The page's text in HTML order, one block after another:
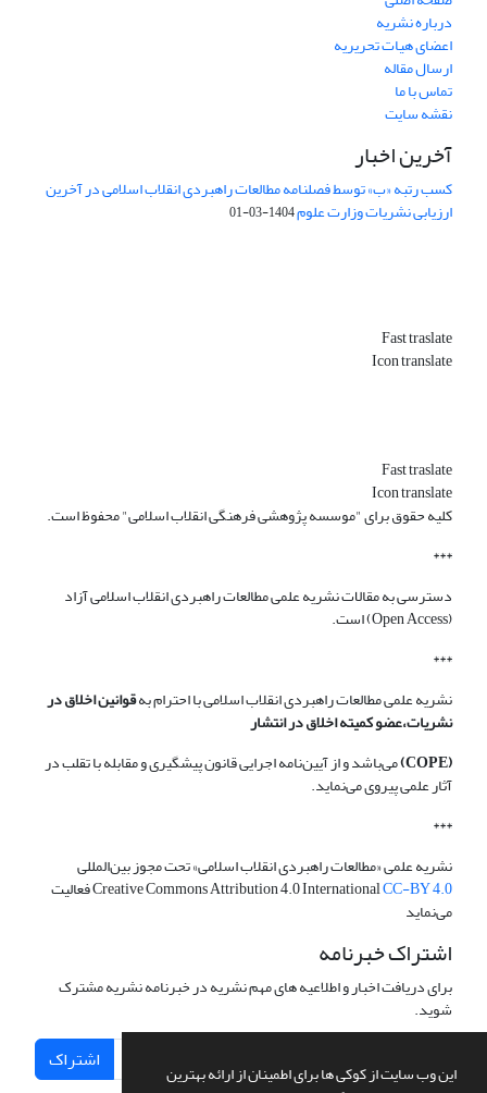
این وب سایت از کوکی ها برای اطمینان از ارائه بهترین
درباره نشریه
اعضای هیات تحریریه
ارسال مقاله
تماس با ما
نقشه سایت
آخرین اخبار
کسب رتبه «ب» توسط فصلنامه مطالعات راهبردی انقلاب اسلامی در آخرین
ارزیابی نشریات وزارت علوم1404-03-01
Fast traslate
Icon translate
Fast traslate
Icon translate
کلیه حقوق برای "موسسه پژوهشی فرهنگی انقلاب اسلامی" محفوظ است.
***
دسترسی به مقالات نشریه علمی مطالعات راهبردی انقلاب اسلامی آزاد
(Open Access) است.
***
نشریه علمی مطالعات راهبردی انقلاب اسلامی با احترام بهقوانین اخلاق در
نشریات،عضو کمیته اخلاق در انتشار
(COPE)
می‌باشد و از آیین‌نامه اجرایی قانون پیشگیری و مقابله با تقلب در
آثار علمی پیروی می‌نماید.
***
نشریه علمی «مطالعات راهبردی انقلاب اسلامی» تحت مجوز بین‌المللی
Creative Commons Attribution 4.0 InternationalCC-BY 4.0 فعالیت
می‌نماید
اشتراک خبرنامه
برای دریافت اخبار و اطلاعیه های مهم نشریه در خبرنامه نشریه مشترک
شوید.
اشتراک